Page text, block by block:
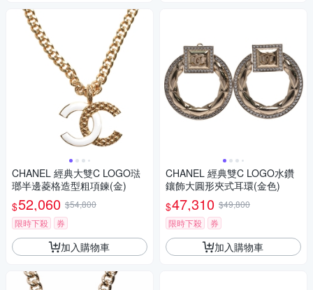
CHANEL 經典大雙C LOGO琺
瑯半邊菱格造型粗項鍊(金)
$52,060 $54,800
限時下殺
券
加入購物車
CHANEL 經典雙C LOGO水鑽
鑲飾大圓形夾式耳環(金色)
$47,310 $49,800
限時下殺
券
加入購物車